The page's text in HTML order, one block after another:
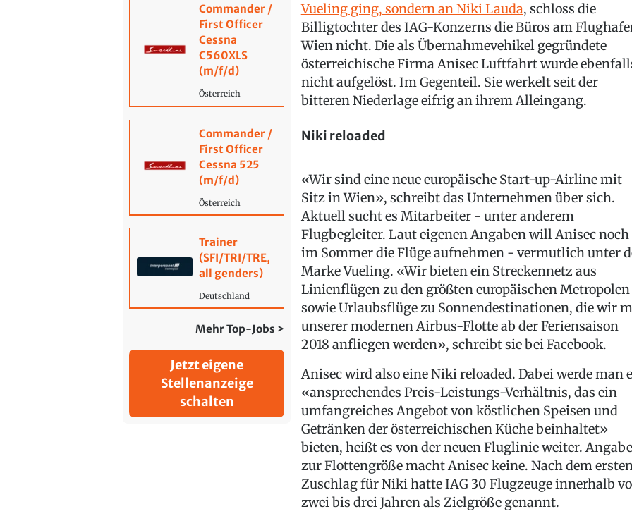
Commander /
First Officer
Cessna
C560XLS
(m/f/d)
Österreich
Commander /
First Officer
Cessna 525
(m/f/d)
Österreich
Trainer
(SFI/TRI/TRE,
all genders)
Deutschland
Mehr Top-Jobs >
Jetzt eigene
Stellenanzeige
schalten
Vueling ging, sondern an Niki Lauda, schloss die
Billigtochter des IAG-Konzerns die Büros am
Wien nicht. Die als Übernahmevehikel gegründete
österreichische Firma Anisec Luftfahrt wurde
nicht aufgelöst. Im Gegenteil. Sie werkelt seit der
bitteren Niederlage eifrig an ihrem Alleingang.
Niki reloaded
«Wir sind eine neue europäische Start-up-Airline mit
Sitz in Wien», schreibt das Unternehmen über sich.
Aktuell sucht es Mitarbeiter - unter anderem
Flugbegleiter. Laut eigenen Angaben will Anisec noch
im Sommer die Flüge aufnehmen - vermutlich unter
Marke Vueling. «Wir bieten ein Streckennetz aus
Linienflügen zu den größten europäischen Metropolen
sowie Urlaubsflüge zu Sonnendestinationen, die wir
unserer modernen Airbus-Flotte ab der Feriensaison
2018 anfliegen werden», schreibt sie bei Facebook.
Anisec wird also eine Niki reloaded. Dabei werde man
«ansprechendes Preis-Leistungs-Verhältnis, das ein
umfangreiches Angebot von köstlichen Speisen und
Getränken der österreichischen Küche beinhaltet»
bieten, heißt es von der neuen Fluglinie weiter.
zur Flottengröße macht Anisec keine. Nach dem
Zuschlag für Niki hatte IAG 30 Flugzeuge innerhalb
zwei bis drei Jahren als Zielgröße genannt.